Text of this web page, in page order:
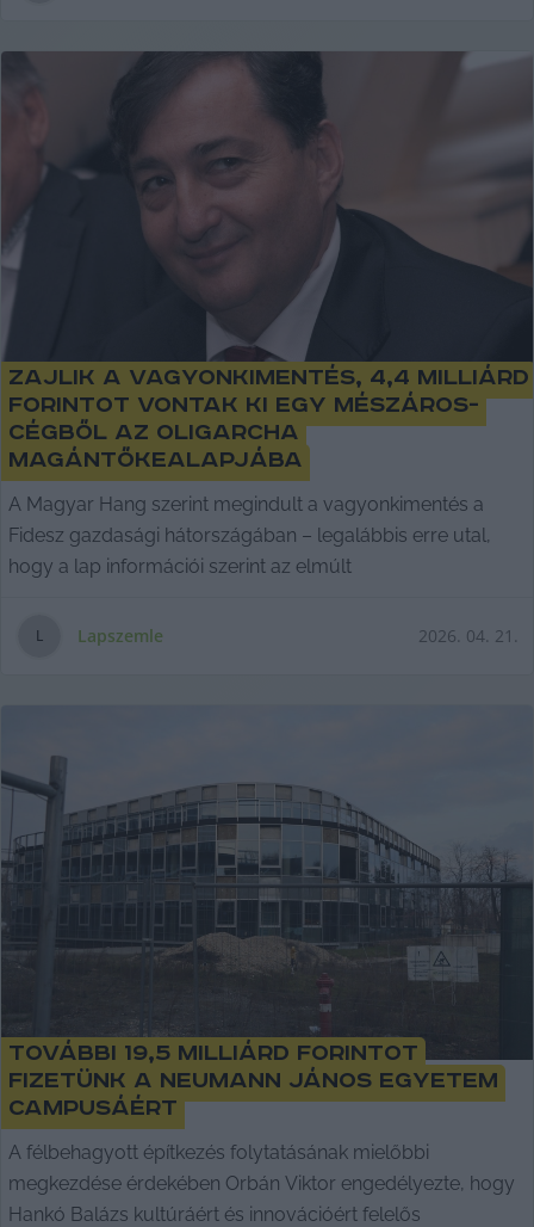
Zajlik a vagyonkimentés, 4,4 milliárd
forintot vontak ki egy Mészáros-
cégből az oligarcha
magántőkealapjába
A Magyar Hang szerint megindult a vagyonkimentés a
Fidesz gazdasági hátországában – legalábbis erre utal,
hogy a lap információi szerint az elmúlt
L Lapszemle 2026. 04. 21.
További 19,5 milliárd forintot
fizetünk a Neumann János Egyetem
campusáért
A félbehagyott építkezés folytatásának mielőbbi
megkezdése érdekében Orbán Viktor engedélyezte, hogy
Hankó Balázs kultúráért és innovációért felelős